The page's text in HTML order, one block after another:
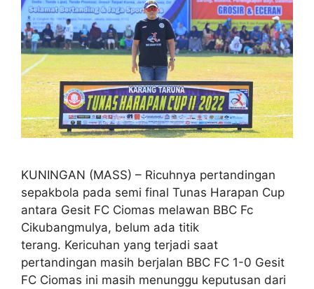
KUNINGAN (MASS) – Ricuhnya pertandingan
sepakbola pada semi final Tunas Harapan Cup
antara Gesit FC Ciomas melawan BBC Fc
Cikubangmulya, belum ada titik
terang. Kericuhan yang terjadi saat
pertandingan masih berjalan BBC FC 1-0 Gesit
FC Ciomas ini masih menunggu keputusan dari